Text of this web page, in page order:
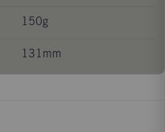
150g
131mm